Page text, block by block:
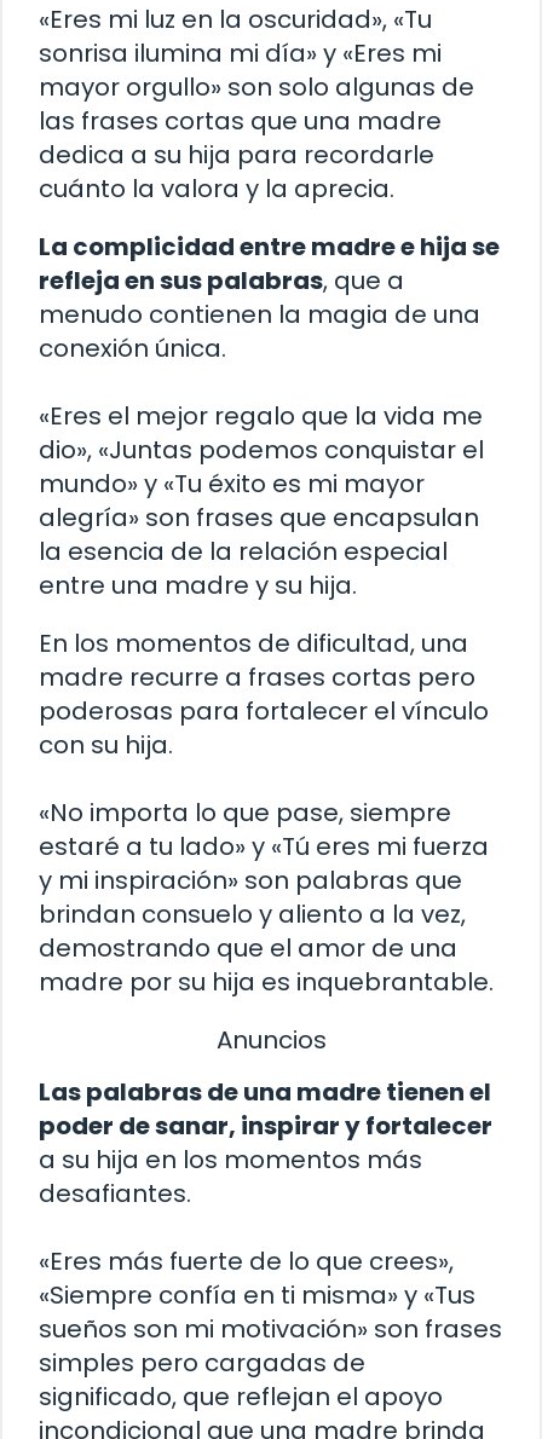
«Eres mi luz en la oscuridad», «Tu
sonrisa ilumina mi día» y «Eres mi
mayor orgullo» son solo algunas de
las frases cortas que una madre
dedica a su hija para recordarle
cuánto la valora y la aprecia.
La complicidad entre madre e hija se
refleja en sus palabras, que a
menudo contienen la magia de una
conexión única.
«Eres el mejor regalo que la vida me
dio», «Juntas podemos conquistar el
mundo» y «Tu éxito es mi mayor
alegría» son frases que encapsulan
la esencia de la relación especial
entre una madre y su hija.
En los momentos de dificultad, una
madre recurre a frases cortas pero
poderosas para fortalecer el vínculo
con su hija.
«No importa lo que pase, siempre
estaré a tu lado» y «Tú eres mi fuerza
y mi inspiración» son palabras que
brindan consuelo y aliento a la vez,
demostrando que el amor de una
madre por su hija es inquebrantable.
Anuncios
Las palabras de una madre tienen el
poder de sanar, inspirar y fortalecer
a su hija en los momentos más
desafiantes.
«Eres más fuerte de lo que crees»,
«Siempre confía en ti misma» y «Tus
sueños son mi motivación» son frases
simples pero cargadas de
significado, que reflejan el apoyo
incondicional que una madre brinda